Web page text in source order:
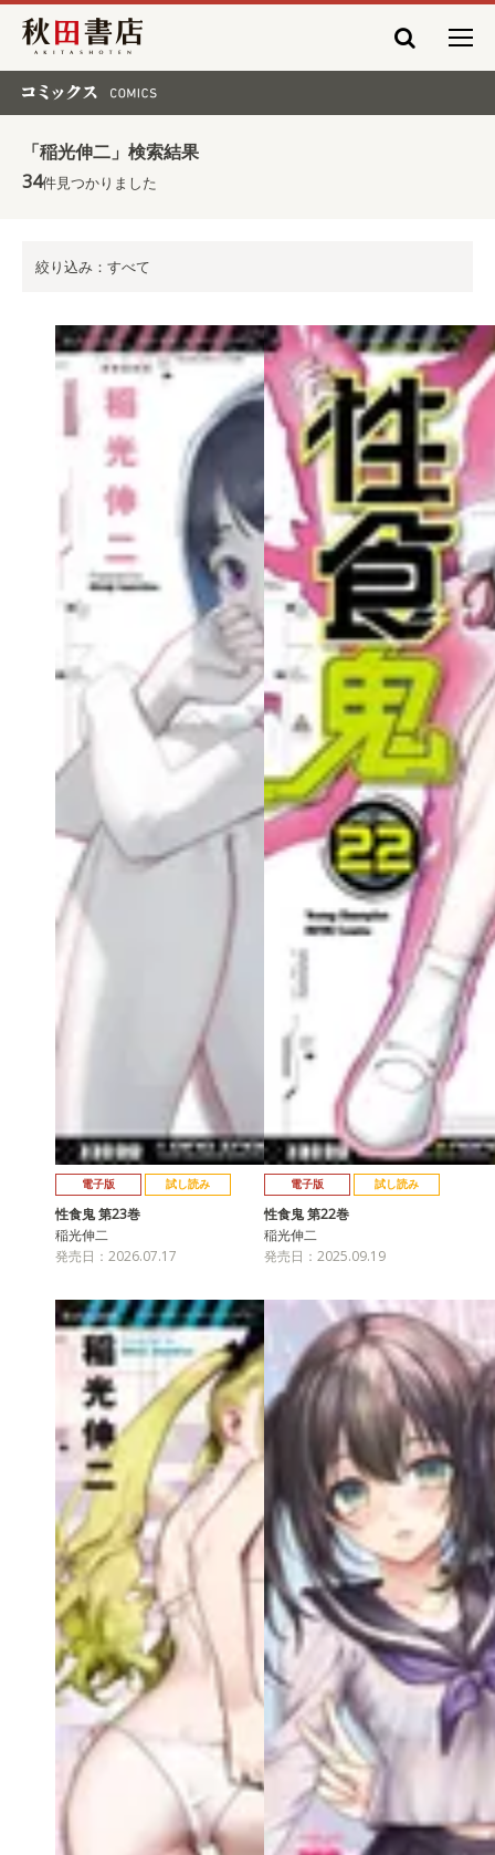
秋田書店
「稲光伸二」検索結果
34件見つかりました
絞り込み：すべて
電子版 試し読み
性食鬼 第23巻
稲光伸二
発売日：2026.07.17
電子版 試し読み
性食鬼 第22巻
稲光伸二
発売日：2025.09.19